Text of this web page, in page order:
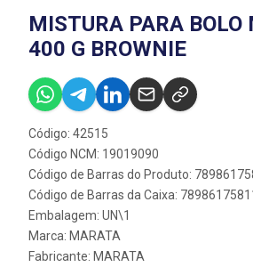
MISTURA PARA BOLO
400 G BROWNIE
Código: 42515
Código NCM: 19019090
Código de Barras do Produto:
Código de Barras da Caixa:
Embalagem: UN\1
Marca: MARATA
Fabricante: MARATA